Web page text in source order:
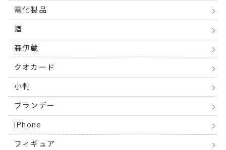
電化製品
酒
森伊蔵
クオカード
小判
ブランデー
iPhone
フィギュア